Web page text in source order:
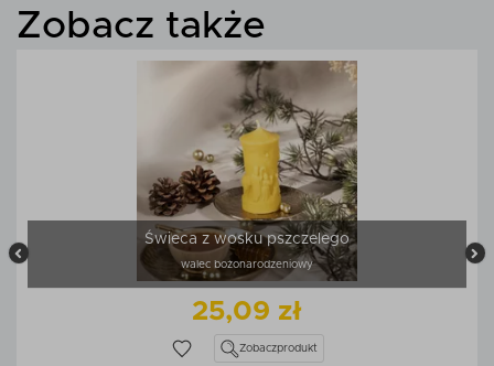
Zobacz także
Świeca z wosku pszczelego
walec bożonarodzeniowy
25,09 zł
Zobaczprodukt